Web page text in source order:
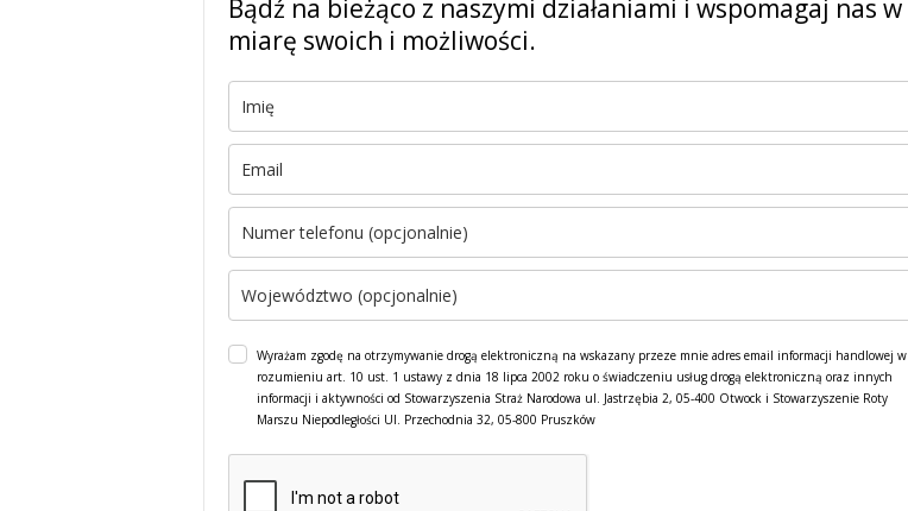
Bądź na bieżąco z naszymi działaniami i wspomagaj nas w
miarę swoich i możliwości.
Wyrażam zgodę na otrzymywanie drogą elektroniczną na wskazany przeze mnie adres email informacji handlowej w
rozumieniu art. 10 ust. 1 ustawy z dnia 18 lipca 2002 roku o świadczeniu usług drogą elektroniczną oraz innych
informacji i aktywności od Stowarzyszenia Straż Narodowa ul. Jastrzębia 2, 05-400 Otwock i Stowarzyszenie Roty
Marszu Niepodległości Ul. Przechodnia 32, 05-800 Pruszków